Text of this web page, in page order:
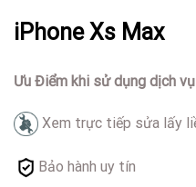
iPhone Xs Max
Ưu Điểm khi sử dụng dịch
Xem trực tiếp sửa lấy
Bảo hành uy tín